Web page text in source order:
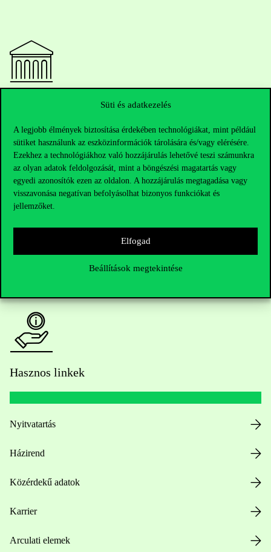
Süti és adatkezelés
A legjobb élmények biztosítása érdekében technológiákat, mint például
sütiket használunk az eszközinformációk tárolására és/vagy elérésére.
Ezekhez a technológiákhoz való hozzájárulás lehetővé teszi számunkra
az olyan adatok feldolgozását, mint a böngészési magatartás vagy
egyedi azonosítók ezen az oldalon. A hozzájárulás megtagadása vagy
visszavonása negatívan befolyásolhat bizonyos funkciókat és
jellemzőket.
Elfogad
Beállítások megtekintése
Telefonszám:+36 1 482 5000
Kérdésed van a felvételivel kapcsolatban?
Oktatói elérhetőségek
HUB jelenlegi hallgatóinknak
press@uni-corvinus.hu
Hasznos linkek
Nyitvatartás
Házirend
Közérdekű adatok
Karrier
Arculati elemek